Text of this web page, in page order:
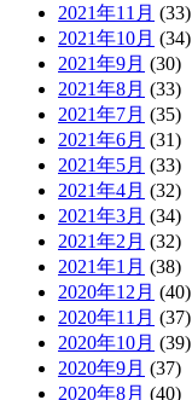
2021年11月 (33)
2021年10月 (34)
2021年9月 (30)
2021年8月 (33)
2021年7月 (35)
2021年6月 (31)
2021年5月 (33)
2021年4月 (32)
2021年3月 (34)
2021年2月 (32)
2021年1月 (38)
2020年12月 (40)
2020年11月 (37)
2020年10月 (39)
2020年9月 (37)
2020年8月 (40)